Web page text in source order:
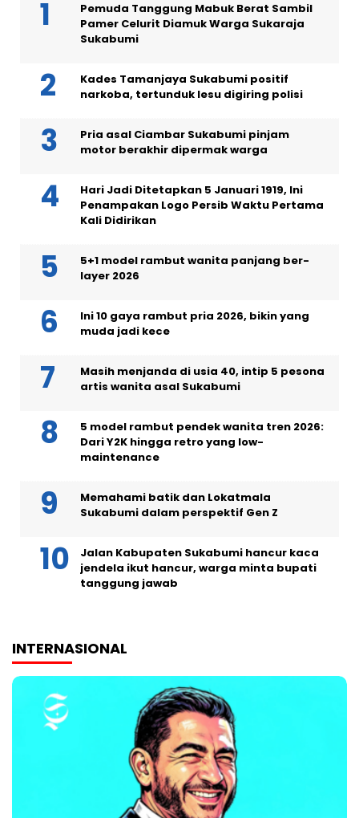
Pemuda Tanggung Mabuk Berat Sambil
Pamer Celurit Diamuk Warga Sukaraja
Sukabumi
Kades Tamanjaya Sukabumi positif
narkoba, tertunduk lesu digiring polisi
Pria asal Ciambar Sukabumi pinjam
motor berakhir dipermak warga
Hari Jadi Ditetapkan 5 Januari 1919, Ini
Penampakan Logo Persib Waktu Pertama
Kali Didirikan
5+1 model rambut wanita panjang ber-
layer 2026
Ini 10 gaya rambut pria 2026, bikin yang
muda jadi kece
Masih menjanda di usia 40, intip 5 pesona
artis wanita asal Sukabumi
5 model rambut pendek wanita tren 2026:
Dari Y2K hingga retro yang low-
maintenance
Memahami batik dan Lokatmala
Sukabumi dalam perspektif Gen Z
Jalan Kabupaten Sukabumi hancur kaca
jendela ikut hancur, warga minta bupati
tanggung jawab
INTERNASIONAL